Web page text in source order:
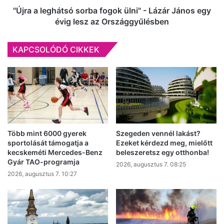
egy
az
Országgyűlésben
"Újra a leghátsó sorba fogok ülni" - Lázár János egy
évig lesz az Országgyűlésben
KAPCSOLÓDÓ CIKKEK
Több mint 6000 gyerek
sportolását támogatja a
kecskeméti Mercedes-Benz
Gyár TAO-programja
2026, augusztus 7. 10:27
Szegeden vennél lakást?
Ezeket kérdezd meg, mielőtt
beleszeretsz egy otthonba!
2026, augusztus 7. 08:25